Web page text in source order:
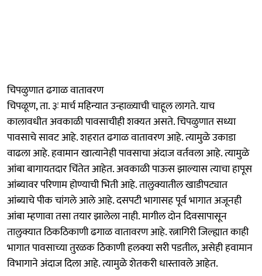
चिपळुणात ढगाळ वातावरण
चिपळूण, ता. ३ः मार्च महिन्यात उन्हाळ्याची चाहूल लागते. याच
कालावधीत अवकाळी पावसाचीही शक्यत असते. चिपळुणात सध्या
पावसाचे सावट आहे. शहरात ढगाळ वातावरण आहे. त्यामुळे उकाडा
वाढला आहे. हवामान खात्यानेही पावसाचा अंदाज वर्तवला आहे. त्यामुळे
आंबा बागायतदार चिंतेत आहेत. अवकाळी पाऊस झाल्यास त्याचा हापूस
आंब्यावर परिणाम होण्याची भिती आहे. तालुक्यातील खाडीपट्यात
आंब्याचे पीक चांगले आले आहे. दसपटी भागासह पूर्व भागात अजूनही
आंबा म्हणावा तसा तयार झालेला नाही. मागील दोन दिवसापासून
तालुक्यात ठिकठिकाणी ढगाळ वातावरण आहे. रत्नागिरी जिल्ह्यात काही
भागात पावसाच्या तुरळक ठिकाणी हलक्या सरी पडतील, असेही हवामान
विभागाने अंदाज दिला आहे. त्यामुळे शेतकरी धास्तावले आहेत.